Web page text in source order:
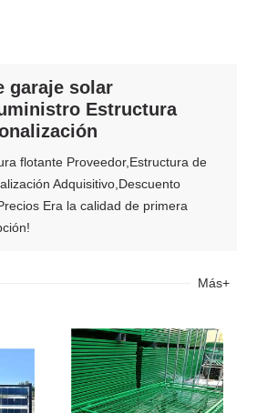
garaje solar
Estructura
flotante Proveedor,Estructura de
Adquisitivo,Descuento
Era la calidad de primera
Más+